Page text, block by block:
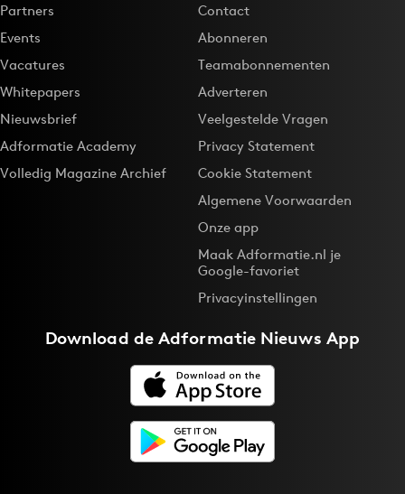
Partners
Events
Vacatures
Whitepapers
Nieuwsbrief
Adformatie Academy
Volledig Magazine Archief
Contact
Abonneren
Teamabonnementen
Adverteren
Veelgestelde Vragen
Privacy Statement
Cookie Statement
Algemene Voorwaarden
Onze app
Maak Adformatie.nl je
Google-favoriet
Privacyinstellingen
Download deAdformatie Nieuws App